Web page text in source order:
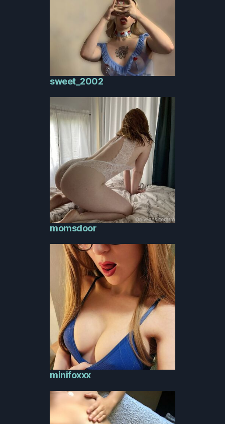
sweet_2002
momsdoor
minifoxxx